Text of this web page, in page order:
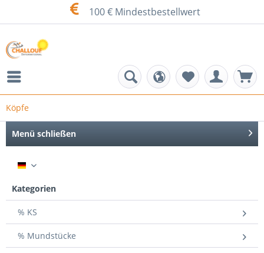
100 € Mindestbestellwert
Köpfe
Menü schließen
DE
Kategorien
% KS
% Mundstücke